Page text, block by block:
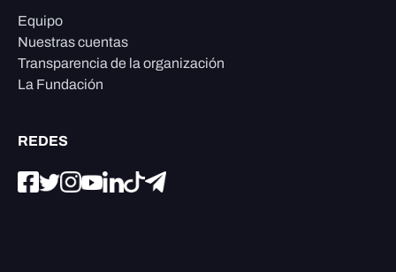
Equipo
Nuestras cuentas
Transparencia de la organización
La Fundación
REDES